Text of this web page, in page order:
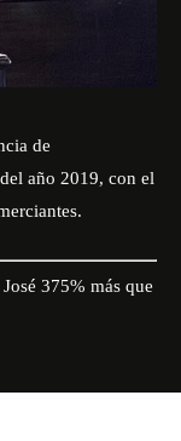
de
año 2019, con el
375% más que